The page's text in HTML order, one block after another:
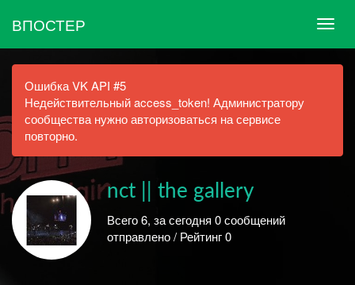
ВПОСТЕР
Ошибка VK API #5
Недействительный access_token! Администратору
сообщества нужно авторизоваться на сервисе
повторно.
nct || the gallery
Всего 6, за сегодня 0 сообщений
отправлено / Рейтинг 0